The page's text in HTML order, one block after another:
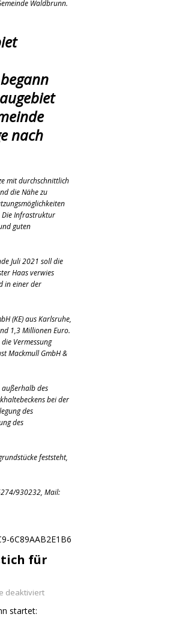
Waldbrunn.
nach
mit durchschnittlich
die Nähe zu
Die Infrastruktur
guten
Juli 2021 soll die
Haas verwies
in einer der
(KE) aus Karlsruhe,
1,3 Millionen Euro.
Vermessung
Mackmull GmbH &
außerhalb des
bei der
des
des
feststeht,
930232, Mail:
für
deaktiviert
startet: